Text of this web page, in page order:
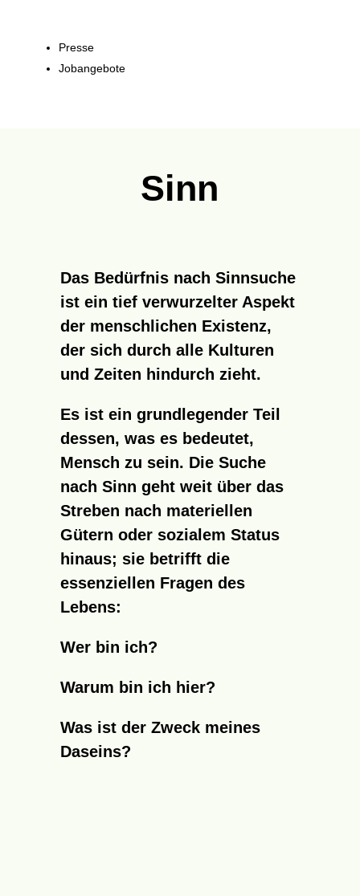
Presse
Jobangebote
Sinn
Das Bedürfnis nach Sinnsuche
ist ein tief verwurzelter Aspekt
der menschlichen Existenz,
der sich durch alle Kulturen
und Zeiten hindurch zieht.
Es ist ein grundlegender Teil
dessen, was es bedeutet,
Mensch zu sein. Die Suche
nach Sinn geht weit über das
Streben nach materiellen
Gütern oder sozialem Status
hinaus; sie betrifft die
essenziellen Fragen des
Lebens:
Wer bin ich?
Warum bin ich hier?
Was ist der Zweck meines
Daseins?